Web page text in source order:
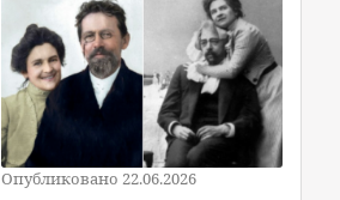
Опубликовано 22.06.2026